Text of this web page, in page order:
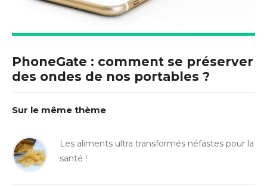
PhoneGate : comment se préserver
des ondes de nos portables ?
Sur le même thème
Les aliments ultra transformés néfastes pour la
santé !